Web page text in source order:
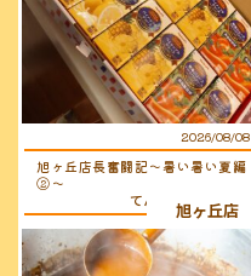
2026/08/08
旭ヶ丘店長奮闘記〜暑い暑い夏編
②〜
てんちょ〜（店長）
旭ヶ丘店